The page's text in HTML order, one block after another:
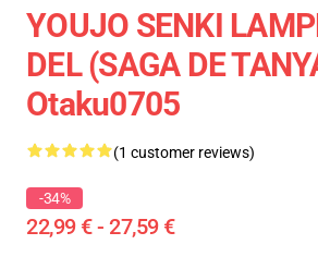
YOUJO SENKI
DEL (SAGA DE
Otaku0705
(1 customer reviews)
-34%
22,99 € - 27,59 €